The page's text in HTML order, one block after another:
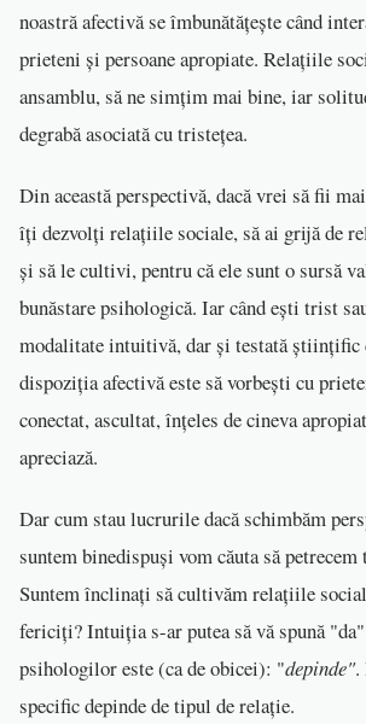
noastră afectivă se îmbunătățește când
prieteni și persoane apropiate. Relațiile
ansamblu, să ne simțim mai bine, iar
degrabă asociată cu tristețea.
Din această perspectivă, dacă vrei să fii
îți dezvolți relațiile sociale, să ai grijă de
și să le cultivi, pentru că ele sunt o sursă
bunăstare psihologică. Iar când ești trist
modalitate intuitivă, dar și testată științific
dispoziția afectivă este să vorbești cu
conectat, ascultat, înțeles de cineva
apreciază.
Dar cum stau lucrurile dacă schimbăm
suntem binedispuși vom căuta să
Suntem înclinați să cultivăm relațiile
fericiți? Intuiția s-ar putea să vă spună
psihologilor este (ca de obicei): "depinde".
specific depinde de tipul de relație.